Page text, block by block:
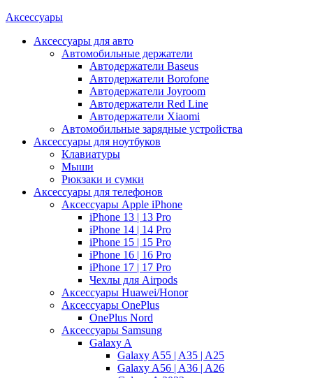
Аксессуары
Аксессуары для авто
Автомобильные держатели
Автодержатели Baseus
Автодержатели Borofone
Автодержатели Joyroom
Автодержатели Red Line
Автодержатели Xiaomi
Автомобильные зарядные устройства
Аксессуары для ноутбуков
Клавиатуры
Мыши
Рюкзаки и сумки
Аксессуары для телефонов
Аксессуары Apple iPhone
iPhone 13 | 13 Pro
iPhone 14 | 14 Pro
iPhone 15 | 15 Pro
iPhone 16 | 16 Pro
iPhone 17 | 17 Pro
Чехлы для Airpods
Аксессуары Huawei/Honor
Аксессуары OnePlus
OnePlus Nord
Аксессуары Samsung
Galaxy A
Galaxy A55 | A35 | A25
Galaxy A56 | A36 | A26